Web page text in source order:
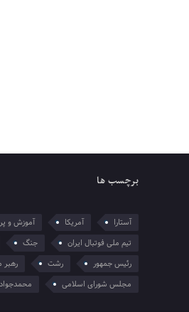
برچسب ها
آستارا آمریکا آموزش و
تیم ملی فوتبال ایران
جنگ
رئیس جمهور
رشت رهبر
مجلس شورای اسلامی